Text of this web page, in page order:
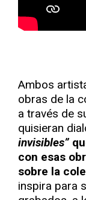
Ambos
obras de la
a través de
quisieran
invisibles”
con esas
sobre la
inspira para